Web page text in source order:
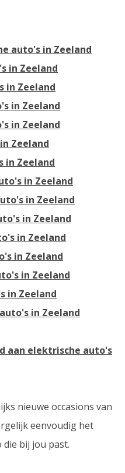
auto's in Zeeland
in Zeeland
in Zeeland
in Zeeland
in Zeeland
Zeeland
in Zeeland
in Zeeland
in Zeeland
in Zeeland
in Zeeland
in Zeeland
in Zeeland
in Zeeland
in Zeeland
aan elektrische auto's
nieuwe occasions van
eenvoudig het
die bij jou past.